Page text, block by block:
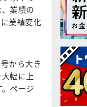
業績の
業績変化
から大き
幅に上
ページ